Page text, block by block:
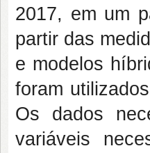
2017, em um
partir das
e modelos
foram
Os dados
variáveis